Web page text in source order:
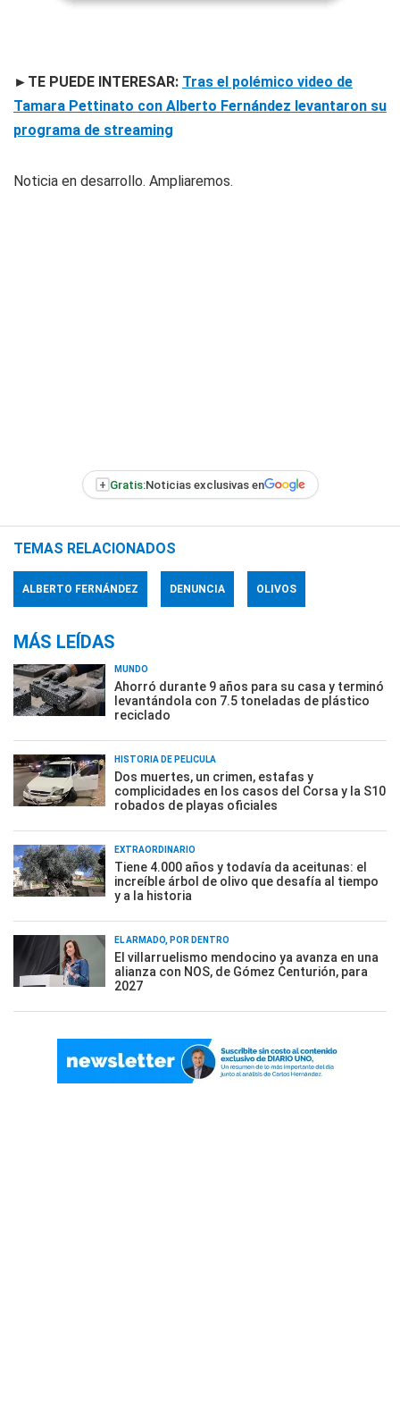
►TE PUEDE INTERESAR: Tras el polémico video de
Tamara Pettinato con Alberto Fernández levantaron su
programa de streaming
Noticia en desarrollo. Ampliaremos.
+ Gratis:Noticias exclusivas en
TEMAS RELACIONADOS
ALBERTO FERNÁNDEZ DENUNCIA OLIVOS
MÁS LEÍDAS
MUNDO
Ahorró durante 9 años para su casa y terminó
levantándola con 7.5 toneladas de plástico
reciclado
HISTORIA DE PELÍCULA
Dos muertes, un crimen, estafas y
complicidades en los casos del Corsa y la S10
robados de playas oficiales
EXTRAORDINARIO
Tiene 4.000 años y todavía da aceitunas: el
increíble árbol de olivo que desafía al tiempo
y a la historia
EL ARMADO, POR DENTRO
El villarruelismo mendocino ya avanza en una
alianza con NOS, de Gómez Centurión, para
2027